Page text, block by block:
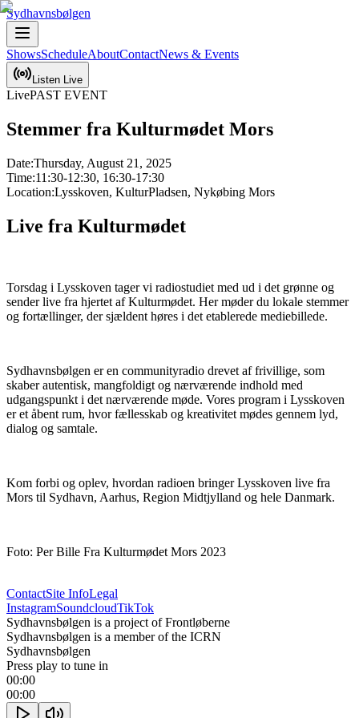
Sydhavnsbølgen
ShowsScheduleAboutContactNews & Events
Listen Live
LivePAST EVENT
Stemmer fra Kulturmødet Mors
Date:Thursday, August 21, 2025
Time:11:30-12:30, 16:30-17:30
Location:Lysskoven, KulturPladsen, Nykøbing Mors
Live fra Kulturmødet
Torsdag i Lysskoven tager vi radiostudiet med ud i det grønne og
sender live fra hjertet af Kulturmødet. Her møder du lokale stemmer
og fortællinger, der sjældent høres i det etablerede mediebillede.
Sydhavnsbølgen er en communityradio drevet af frivillige, som
skaber autentisk, mangfoldigt og nærværende indhold med
udgangspunkt i det nærværende møde. Vores program i Lysskoven
er et åbent rum, hvor fællesskab og kreativitet mødes gennem lyd,
dialog og samtale.
Kom forbi og oplev, hvordan radioen bringer Lysskoven live fra
Mors til Sydhavn, Aarhus, Region Midtjylland og hele Danmark.
Foto: Per Bille Fra Kulturmødet Mors 2023
ContactSite InfoLegal
InstagramSoundcloudTikTok
Sydhavnsbølgen is a project of Frontløberne
Sydhavnsbølgen is a member of the ICRN
Sydhavnsbølgen
Press play to tune in
00:00
00:00